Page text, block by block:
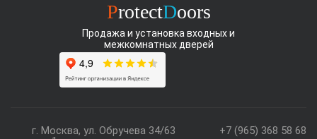
ProtectDoors
Продажа и установка входных и
межкомнатных дверей
+7 (965) 368 58 68
г. Москва, ул. Обручева 34/63